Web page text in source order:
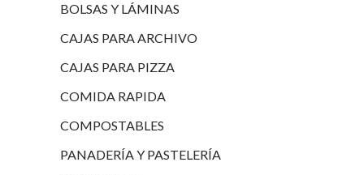
BOLSAS Y LÁMINAS
CAJAS PARA ARCHIVO
CAJAS PARA PIZZA
COMIDA RAPIDA
COMPOSTABLES
PANADERÍA Y PASTELERÍA